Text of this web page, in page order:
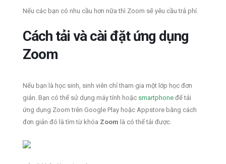
Nếu các bạn có nhu cầu hơn nữa thì Zoom sẽ yêu cầu trả phí.
Cách tải và cài đặt ứng dụng
Zoom
Nếu bạn là học sinh, sinh viên chỉ tham gia một lớp học đơn
giản. Bạn có thể sử dụng máy tính hoặc smartphone để tải
ứng dụng Zoom trên Google Play hoặc Appstore bằng cách
đơn giản đó là tìm từ khóa Zoom là có thể tải được.